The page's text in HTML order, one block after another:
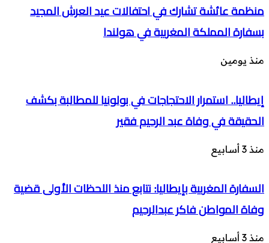
منظمة عائشة تشارك في احتفالات عيد العرش المجيد
بسفارة المملكة المغربية في هولندا
منذ يومين
إيطاليا.. استمرار الاحتجاجات في بولونيا للمطالبة بكشف
الحقيقة في وفاة عبد الرحيم فقير
منذ 3 أسابيع
السفارة المغربية بإيطاليا: نتابع منذ اللحظات الأولى قضية
وفاة المواطن فاكر عبدالرحيم
منذ 3 أسابيع